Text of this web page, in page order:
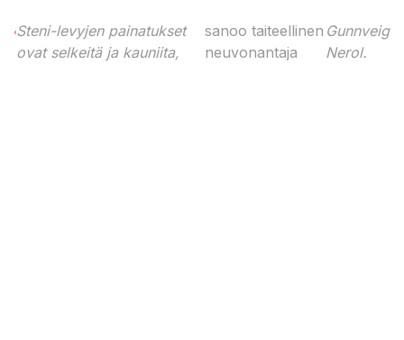
Steni-levyjen painatukset
ovat selkeitä ja kauniita,
sanoo taiteellinen
neuvonantaja
Gunnveig
Nerol.